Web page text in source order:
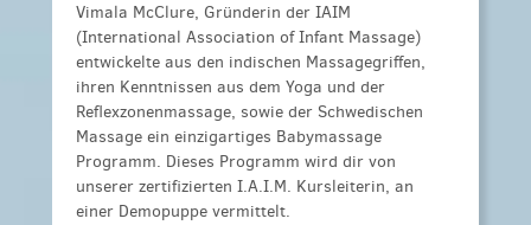
Vimala McClure, Gründerin der IAIM
(International Association of Infant Massage)
entwickelte aus den indischen Massagegriffen,
ihren Kenntnissen aus dem Yoga und der
Reflexzonenmassage, sowie der Schwedischen
Massage ein einzigartiges Babymassage
Programm. Dieses Programm wird dir von
unserer zertifizierten I.A.I.M. Kursleiterin, an
einer Demopuppe vermittelt.